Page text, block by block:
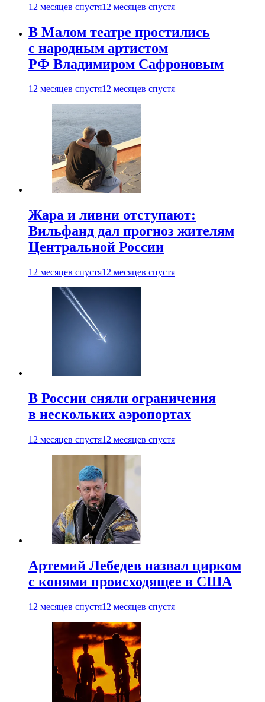
12 месяцев спустя12 месяцев спустя
В Малом театре простились
с народным артистом
РФ Владимиром Сафроновым
12 месяцев спустя12 месяцев спустя
Жара и ливни отступают:
Вильфанд дал прогноз жителям
Центральной России
12 месяцев спустя12 месяцев спустя
В России сняли ограничения
в нескольких аэропортах
12 месяцев спустя12 месяцев спустя
Артемий Лебедев назвал цирком
с конями происходящее в США
12 месяцев спустя12 месяцев спустя